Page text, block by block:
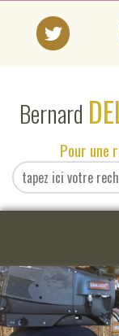
Bernard
Pour une
EN DIRECT DU SÉNAT
EN DIRECT DU CANTAL
COMPRENDRE LE